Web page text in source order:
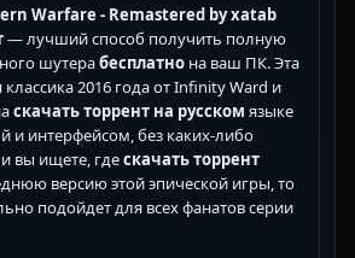
Warfare - Remastered by xatab
— лучший способ получить полную
шутерабесплатно на ваш ПК. Эта
2016 года от Infinity Ward и
скачать торрент на русском языке
и интерфейсом, без каких-либо
вы ищете, гдескачать торрент
версию этой эпической игры, то
подойдет для всех фанатов серии